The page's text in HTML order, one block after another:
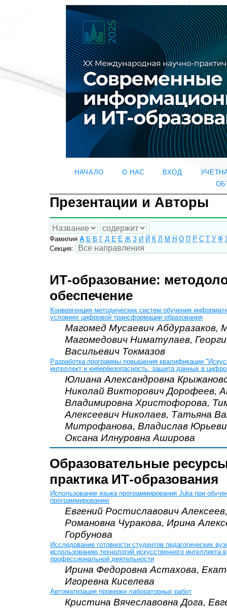
НАЧАЛО О НАС ВХОД
Презентации и Авторы
Фамилия А Б В Д Е Ё Ж З И Й К Л М Н О Р С У Ф
Секция:
ИТ-образование:
обеспечение
Конвергенция методических систем обучения
условиях цифровой трансформации образования
Магомед Мусаевич Абдуразаков,
Магомедович Ниматулаев,
Васильевич Токмазов
Разработка программы повышения квалификации
интеллект и кибербезопасность: защита данных в
Юлиана Александровна
Николай Викторович Дорофеев,
Владимировна Христофорова,
Алексеевич Николаев, Татьяна
Митрофанова, Владислав
Оксана Илнуровна Аширова
Образовательные
практика ИТ-образования
Использование языка программирования Julia при
программированию
Евгений Ростиславович
Романовна Чуракова, Ирина
Горбунова
Исследование готовности студентов педагогических
использованию технологий искусственного интеллекта в
профессиональной деятельности
Ирина Федоровна Астахова,
Игоревна Киселева
Автоматизация проверки лабораторных работ
Кристина Вячеславовна Дога,